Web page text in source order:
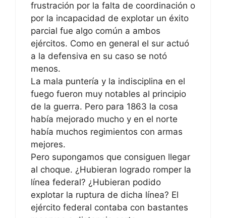
frustración por la falta de coordinación o
por la incapacidad de explotar un éxito
parcial fue algo común a ambos
ejércitos. Como en general el sur actuó
a la defensiva en su caso se notó
menos.
La mala puntería y la indisciplina en el
fuego fueron muy notables al principio
de la guerra. Pero para 1863 la cosa
había mejorado mucho y en el norte
había muchos regimientos con armas
mejores.
Pero supongamos que consiguen llegar
al choque. ¿Hubieran logrado romper la
línea federal? ¿Hubieran podido
explotar la ruptura de dicha línea? El
ejército federal contaba con bastantes